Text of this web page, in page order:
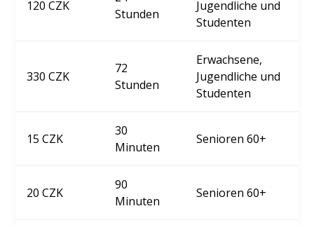
120 CZK
Stunden
Jugendliche und
Studenten
330 CZK
72
Stunden
Erwachsene,
Jugendliche und
Studenten
15 CZK
30
Minuten
Senioren 60+
20 CZK
90
Minuten
Senioren 60+